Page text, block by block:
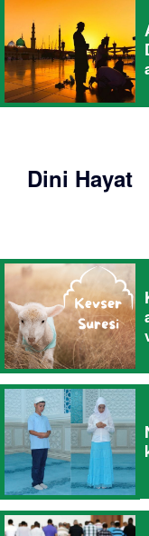
Dini Hayat